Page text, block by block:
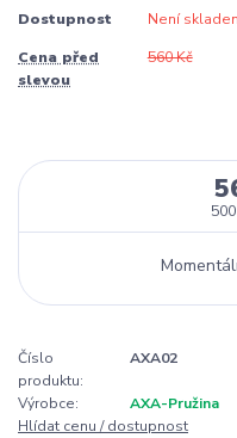
Dostupnost Není
Cena před
slevou
560 Kč
Číslo
produktu:
AXA02
Výrobce:
AXA-Pružina
Hlídat cenu / dostupnost